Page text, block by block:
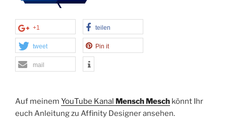
+1 teilen
tweet Pin it
mail
Auf meinem YouTube Kanal Mensch Mesch könnt Ihr
euch Anleitung zu Affinity Designer ansehen.